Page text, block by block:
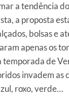
a tendência
a proposta
bolsas e
apenas os
temporada de
invadem as
roxo, verde…